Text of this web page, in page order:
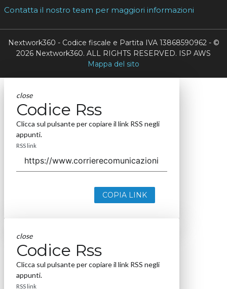
Contatta il nostro team per maggiori informazioni
Nextwork360 - Codice fiscale e Partita IVA 13868590962 - ©
2026 Nextwork360. ALL RIGHTS RESERVED. ISP AWS
Mappa del sito
close
Codice Rss
Clicca sul pulsante per copiare il link RSS negli
appunti.
RSS link
COPIA LINK
close
Codice Rss
Clicca sul pulsante per copiare il link RSS negli
appunti.
RSS link